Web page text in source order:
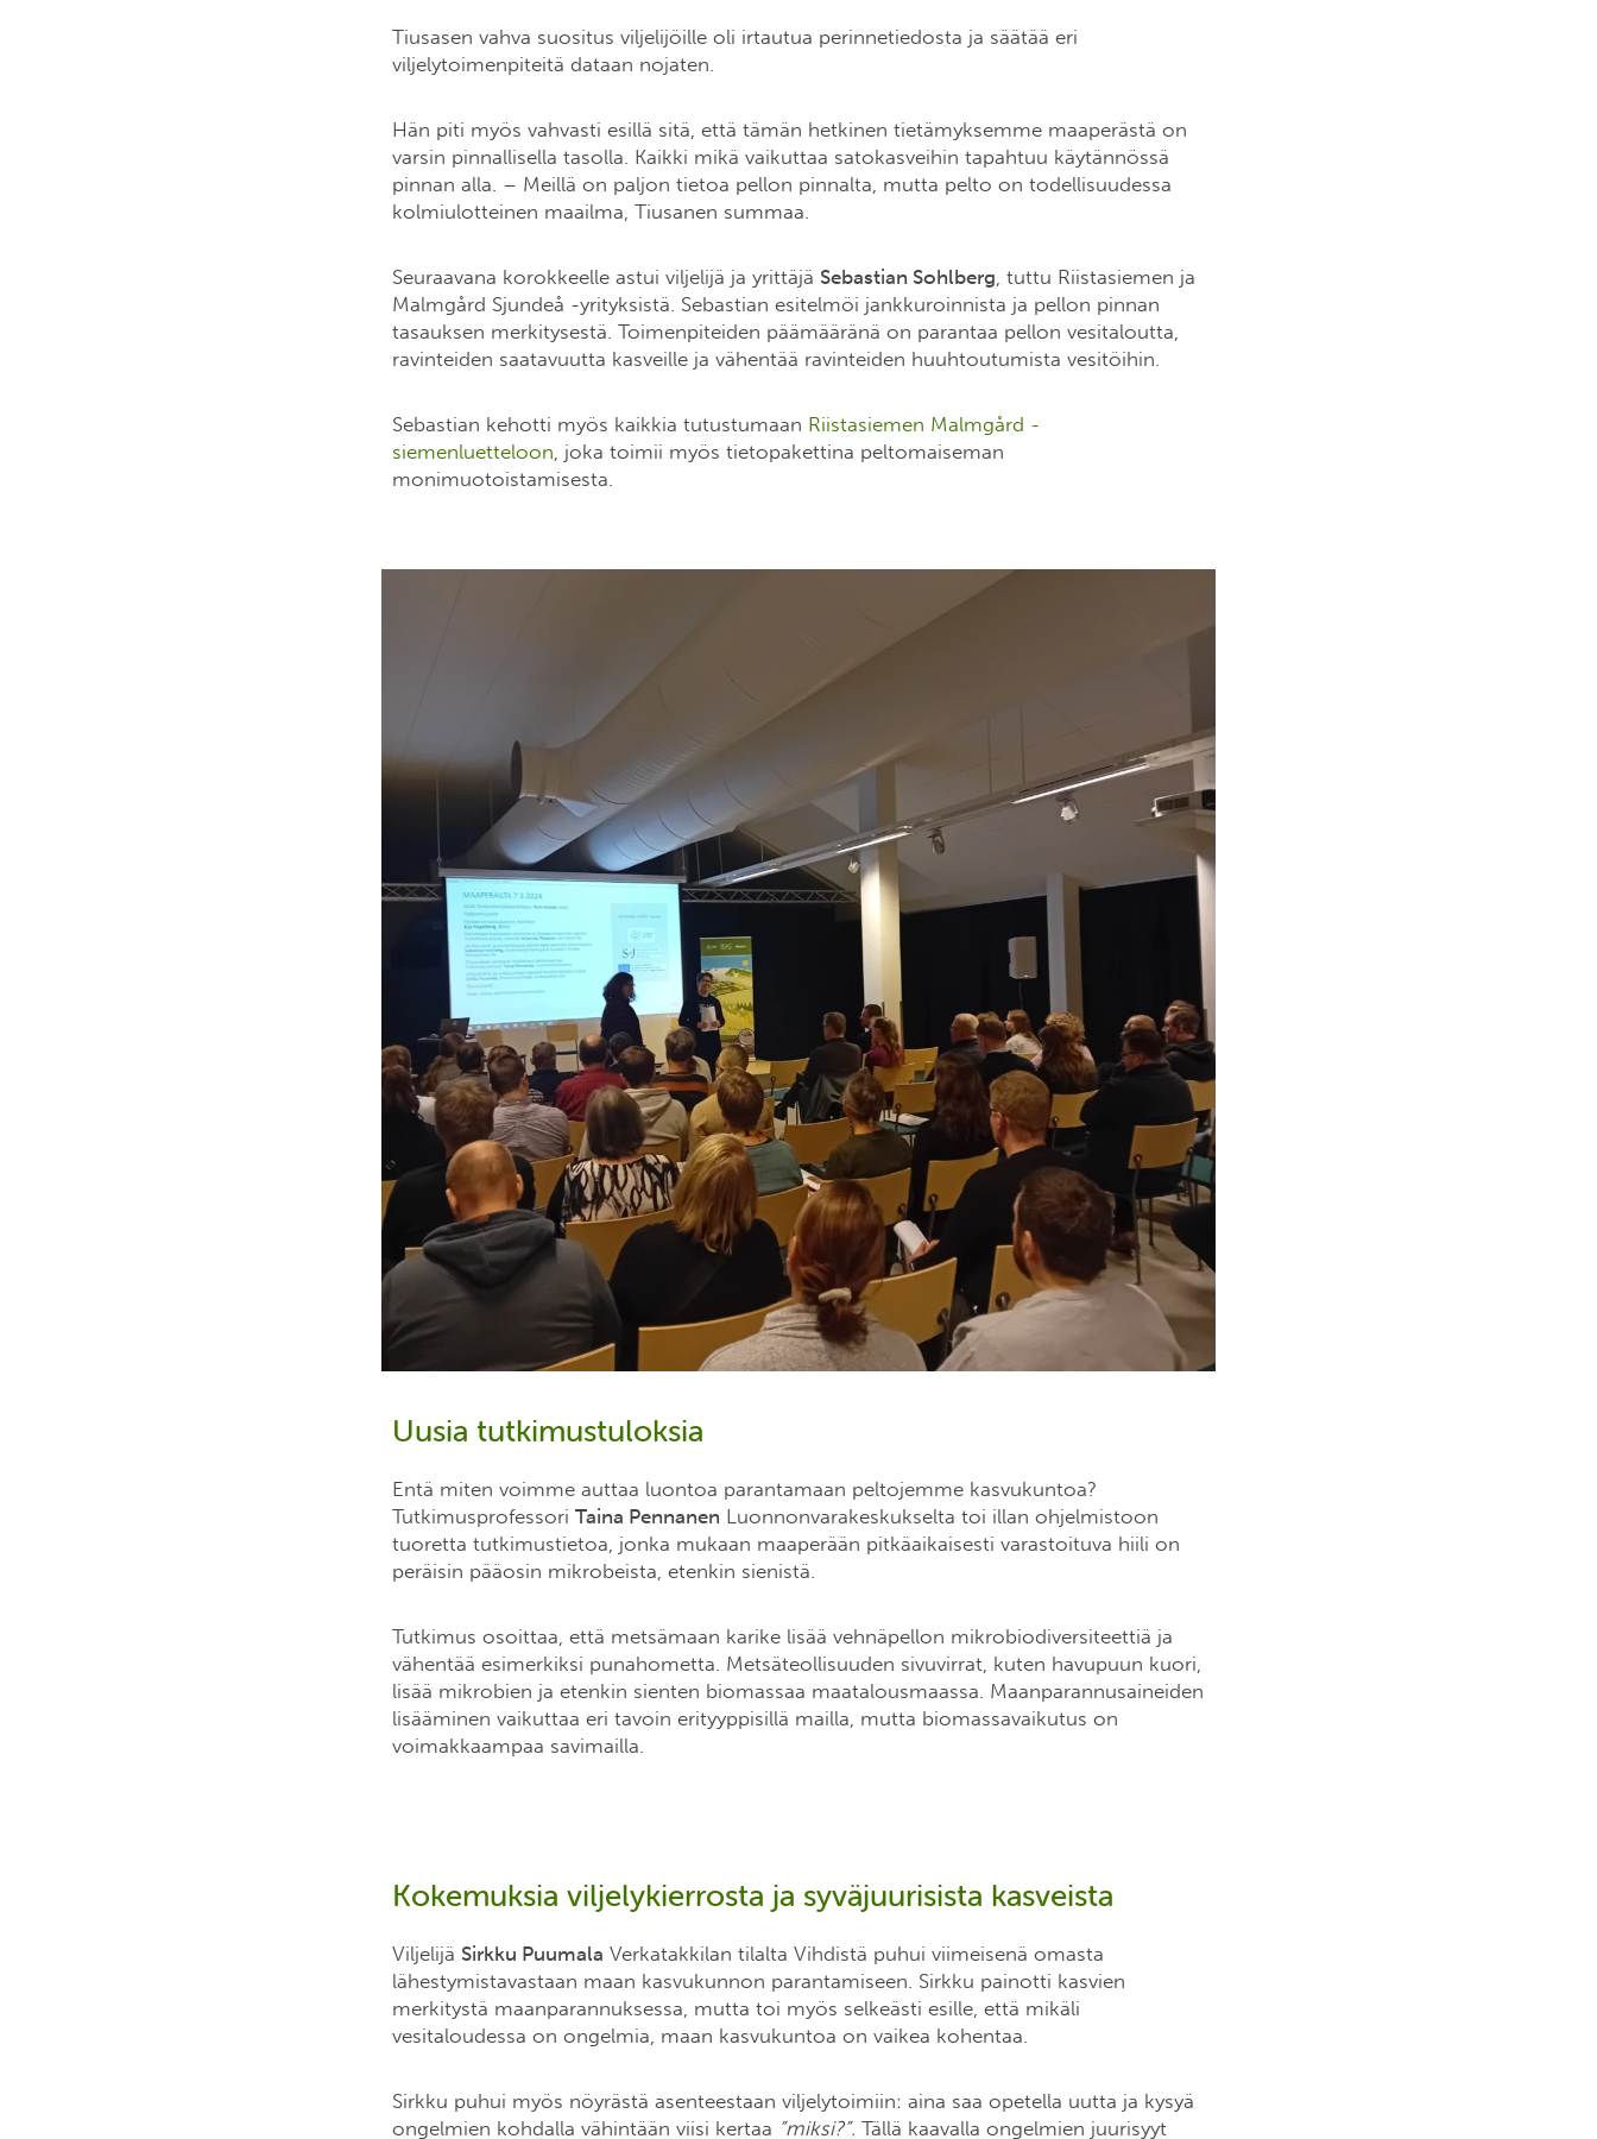
Tiusasen vahva suositus viljelijöille oli irtautua perinnetiedosta ja säätää eri
viljelytoimenpiteitä dataan nojaten.
Hän piti myös vahvasti esillä sitä, että tämän hetkinen tietämyksemme maaperästä on
varsin pinnallisella tasolla. Kaikki mikä vaikuttaa satokasveihin tapahtuu käytännössä
pinnan alla. – Meillä on paljon tietoa pellon pinnalta, mutta pelto on todellisuudessa
kolmiulotteinen maailma, Tiusanen summaa.
Seuraavana korokkeelle astui viljelijä ja yrittäjä Sebastian Sohlberg, tuttu Riistasiemen ja
Malmgård Sjundeå -yrityksistä. Sebastian esitelmöi jankkuroinnista ja pellon pinnan
tasauksen merkitysestä. Toimenpiteiden päämääränä on parantaa pellon vesitaloutta,
ravinteiden saatavuutta kasveille ja vähentää ravinteiden huuhtoutumista vesitöihin.
Sebastian kehotti myös kaikkia tutustumaan Riistasiemen Malmgård -
siemenluetteloon, joka toimii myös tietopakettina peltomaiseman
monimuotoistamisesta.
Uusia tutkimustuloksia
Entä miten voimme auttaa luontoa parantamaan peltojemme kasvukuntoa?
Tutkimusprofessori Taina Pennanen Luonnonvarakeskukselta toi illan ohjelmistoon
tuoretta tutkimustietoa, jonka mukaan maaperään pitkäaikaisesti varastoituva hiili on
peräisin pääosin mikrobeista, etenkin sienistä.
Tutkimus osoittaa, että metsämaan karike lisää vehnäpellon mikrobiodiversiteettiä ja
vähentää esimerkiksi punahometta. Metsäteollisuuden sivuvirrat, kuten havupuun kuori,
lisää mikrobien ja etenkin sienten biomassaa maatalousmaassa. Maanparannusaineiden
lisääminen vaikuttaa eri tavoin erityyppisillä mailla, mutta biomassavaikutus on
voimakkaampaa savimailla.
Kokemuksia viljelykierrosta ja syväjuurisista kasveista
Viljelijä Sirkku Puumala Verkatakkilan tilalta Vihdistä puhui viimeisenä omasta
lähestymistavastaan maan kasvukunnon parantamiseen. Sirkku painotti kasvien
merkitystä maanparannuksessa, mutta toi myös selkeästi esille, että mikäli
vesitaloudessa on ongelmia, maan kasvukuntoa on vaikea kohentaa.
Sirkku puhui myös nöyrästä asenteestaan viljelytoimiin: aina saa opetella uutta ja kysyä
ongelmien kohdalla vähintään viisi kertaa ”miksi?”. Tällä kaavalla ongelmien juurisyyt